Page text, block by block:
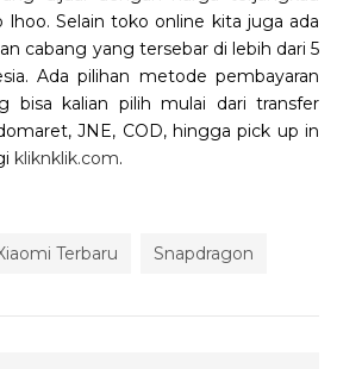
lhoo. Selain toko online kita juga ada
cabang yang tersebar di lebih dari 5
Ada pilihan metode pembayaran
bisa kalian pilih mulai dari transfer
JNE, COD, hingga pick up in
kliknklik.com.
Terbaru Snapdragon